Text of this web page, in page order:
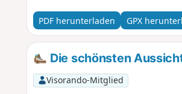
zwischen Craponne und
PDF herunterladen GPX
Die schönsten
Visorando-Mitglied